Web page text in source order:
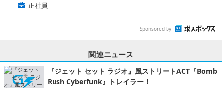
正社員
Sponsored by
関連ニュース
『ジェット セット ラジオ』風ストリートACT『Bomb
Rush Cyberfunk』トレイラー！